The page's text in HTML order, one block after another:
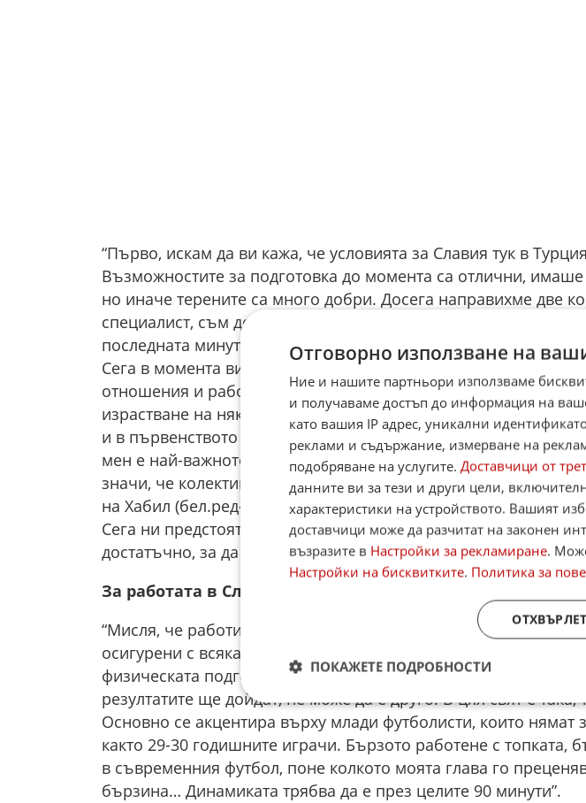
“Първо, искам да ви кажа, че условията за Славия тук в
Възможностите за подготовка до момента са отлични,
но иначе терените са много добри. Досега направихме две
специалист, съм доволен. Виждам здрав колектив, който се
последната минута. Нещото, което дълго време убягваше при
Сега в момента виждам един прекрасен такъв. С треньорите
отношения и работим единствено за доброто на Славия.
израстване на някои от младите футболисти, които
и в първенството да е така, тъй като Заги вече им има по-
мен е най-важното нещо. Когато даваш шанс на играч и той
значи, че колективът става все по-добър. Тогава нещата ще
на Хабил (бел.ред-организаторът на лагера на Славия) за
Сега ни предстоят три тежки мача и там ще видим докъде
достатъчно, за да се подготви отборът добре”, започна
За работата в Славия…
“Мисля, че работим в пълен синхрон – ръководство и
осигурени с всякакви необходими медикаменти за
физическата подготовка, и на вратарите работят много
резултатите ще дойдат, не може да е друго. В цял свят е така,
Основно се акцентира върху млади футболисти, които нямат
както 29-30 годишните играчи. Бързото работене с топката,
в съвременния футбол, поне колкото моята глава го
бързина… Динамиката трябва да е през целите 90 минути”.
Отговорно използване на
Ние и нашите партньори използваме
и получаваме достъп до информация на
като вашия IP адрес, уникални
реклами и съдържание, измерване на
подобряване на услугите. Доставчици от
данните ви за тези и други цели,
характеристики на устройството. Вашият
доставчици може да разчитат на законен
възразите в Настройки за рекламиране.
Настройки на бисквитките. Политика за
ПОКАЖЕТЕ ПОДРОБНОСТИ